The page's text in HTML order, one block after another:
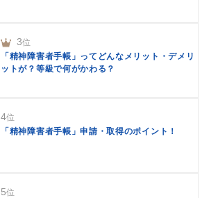
3位
「精神障害者手帳」ってどんなメリット・デメリ
ットが？等級で何がかわる？
4位
「精神障害者手帳」申請・取得のポイント！
5位